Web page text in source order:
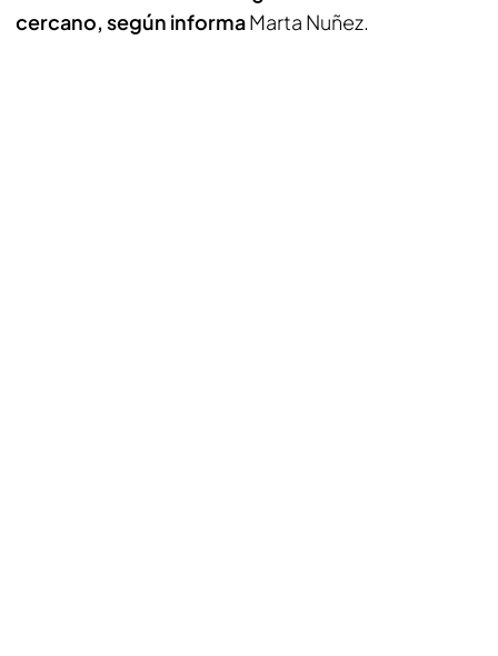
cercano, según informaMarta Nuñez.